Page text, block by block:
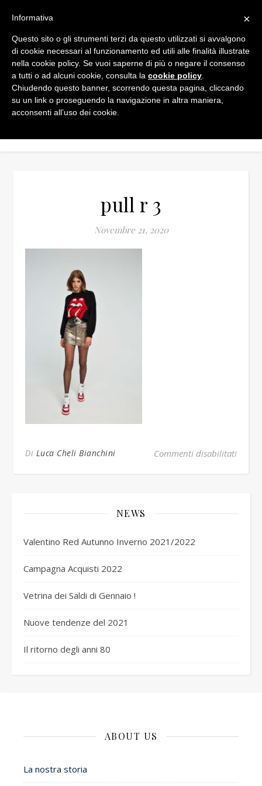
pull r 3
Novembre 21, 2020
Di Luca Cheli Bianchini Commenti disabilitatisu
NEWS
Valentino Red Autunno Inverno 2021/2022
Campagna Acquisti 2022
Vetrina dei Saldi di Gennaio !
Nuove tendenze del 2021
Il ritorno degli anni 80
ABOUT US
La nostra storia
×
Informativa
Questo sito o gli strumenti terzi da questo utilizzati si avvalgono
di cookie necessari al funzionamento ed utili alle finalità illustrate
nella cookie policy. Se vuoi saperne di più o negare il consenso
a tutti o ad alcuni cookie, consulta la cookie policy
Chiudendo questo banner, scorrendo questa pagina, cliccando
su un link o proseguendo la navigazione in altra maniera,
acconsenti all’uso dei cookie.